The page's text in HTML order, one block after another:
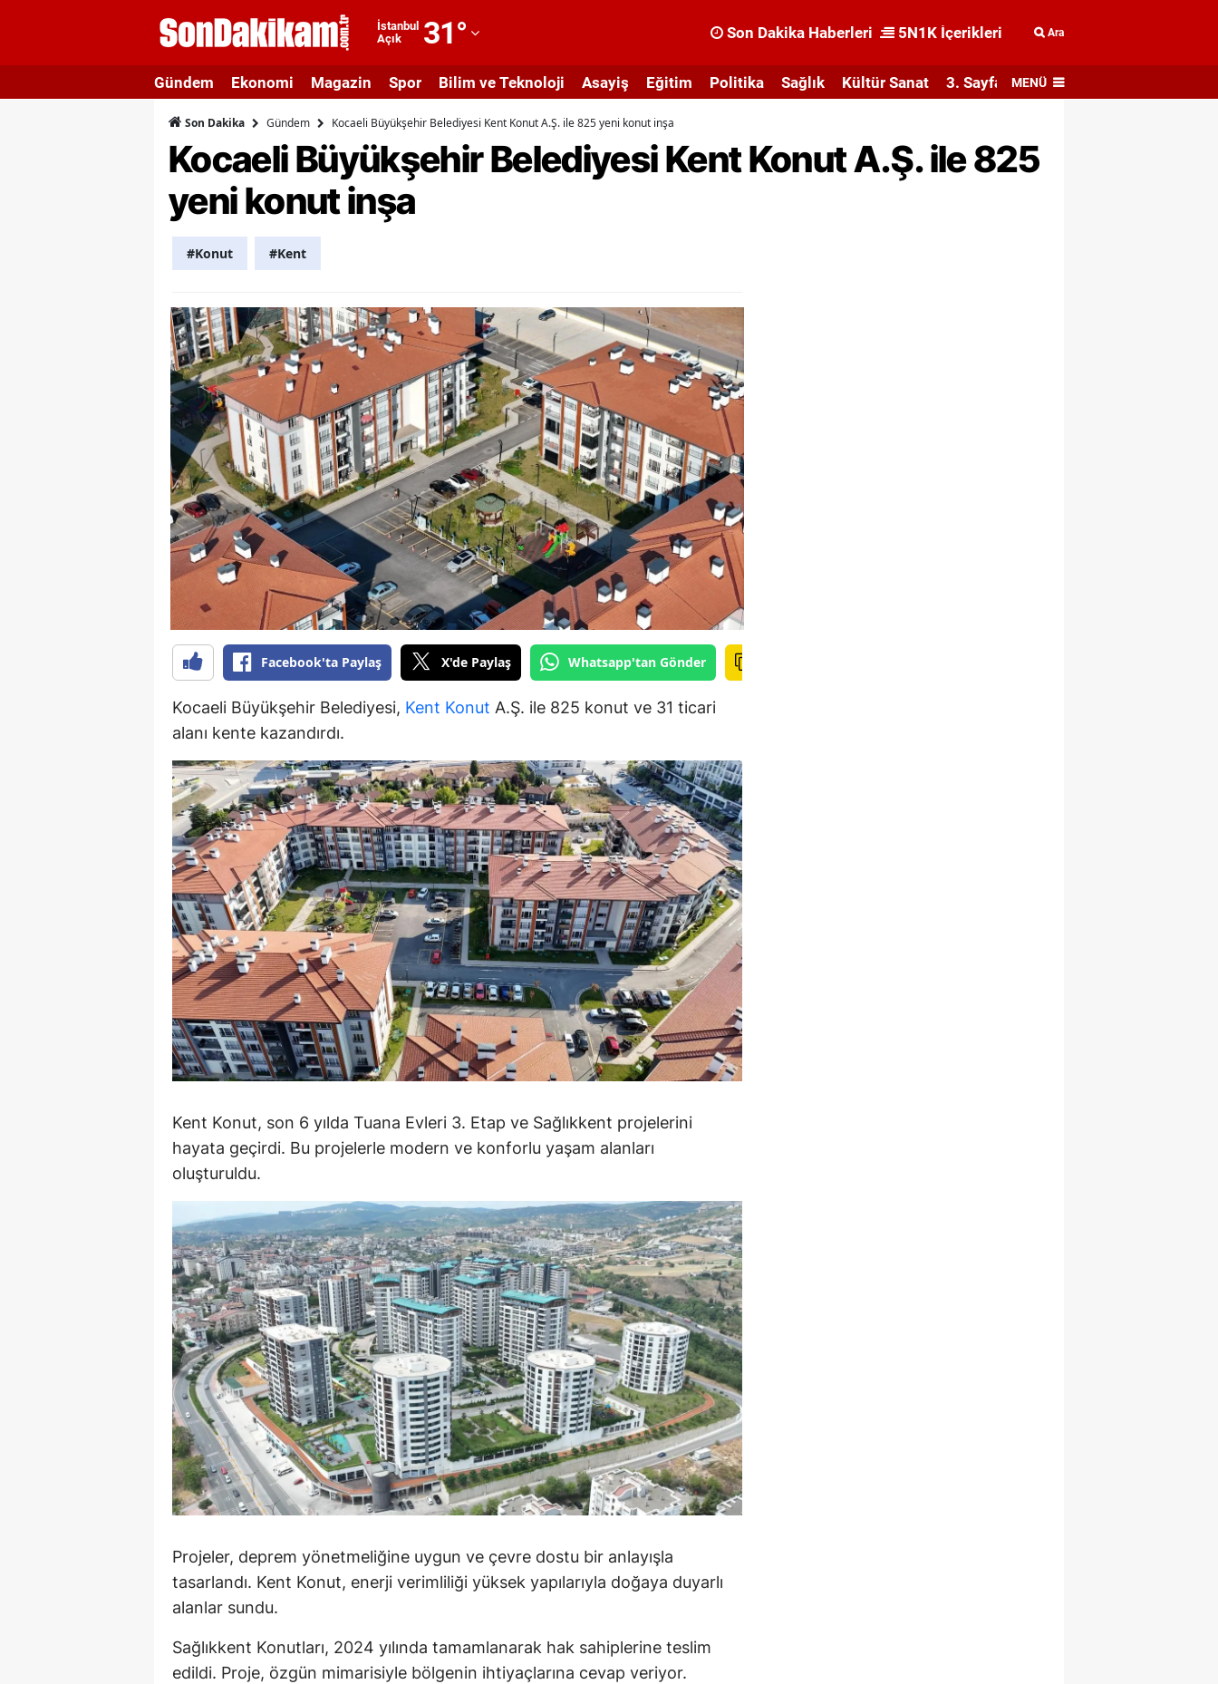
İstanbul
Açık
31°
Adıyaman
Afyonkarahisar
Ağrı
Amasya
Artvin
Aydın
Balıkesir
Bilecik
Bingöl
Bitlis
Bolu
Burdur
Bursa
Çanakkale
Çankırı
Çorum
Denizli
Diyarbakır
Edirne
Elazığ
Erzincan
Erzurum
Eskişehir
Gaziantep
Giresun
Hakkari
Isparta
Mersin
İstanbul
İzmir
Kars
Kastamonu
Kayseri
Kırklareli
Kırşehir
Konya
Malatya
Son Dakika Haberleri 5N1K İçerikleri Ara
Gündem Ekonomi Magazin Spor Bilim ve Teknoloji Asayiş Eğitim Politika Sağlık Kültür Sanat 3. Sayfa MENÜ
Son Dakika Gündem Kocaeli Büyükşehir Belediyesi Kent Konut A.Ş. ile 825 yeni konut inşa
Kocaeli Büyükşehir Belediyesi Kent Konut A.Ş. ile 825
yeni konut inşa
#Konut #Kent
Facebook'ta Paylaş X'de Paylaş Whatsapp'tan Gönder
Kocaeli Büyükşehir Belediyesi, Kent Konut A.Ş. ile 825 konut ve 31 ticari
alanı kente kazandırdı.
Kent Konut, son 6 yılda Tuana Evleri 3. Etap ve Sağlıkkent projelerini
hayata geçirdi. Bu projelerle modern ve konforlu yaşam alanları
oluşturuldu.
Projeler, deprem yönetmeliğine uygun ve çevre dostu bir anlayışla
tasarlandı. Kent Konut, enerji verimliliği yüksek yapılarıyla doğaya duyarlı
alanlar sundu.
Sağlıkkent Konutları, 2024 yılında tamamlanarak hak sahiplerine teslim
edildi. Proje, özgün mimarisiyle bölgenin ihtiyaçlarına cevap veriyor.